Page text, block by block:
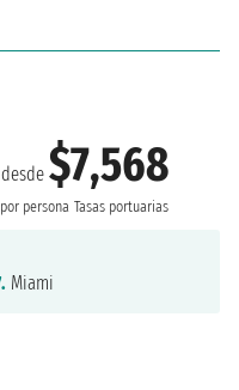
desde$7,568
persona Tasas portuarias
Miami